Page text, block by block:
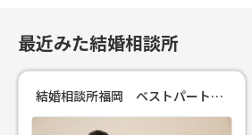
活をはじめま
で、ご縁が生
私たちが繋ぎ
を開きましょ
最近みた結婚相談所
結婚相談所福岡 ベストパートナー